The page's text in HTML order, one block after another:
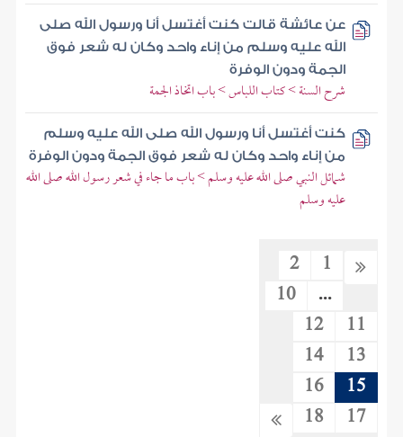
عن عائشة قالت كنت أغتسل أنا ورسول الله صلى
الله عليه وسلم من إناء واحد وكان له شعر فوق
الجمة ودون الوفرة
شرح السنة > كتاب اللباس > باب اتخاذ الجمة
كنت أغتسل أنا ورسول الله صلى الله عليه وسلم
من إناء واحد وكان له شعر فوق الجمة ودون الوفرة
شمائل النبي صلى الله عليه وسلم > باب ما جاء في شعر رسول الله صلى الله
عليه وسلم
1
2
...
10
11
12
13
14
15
16
17
18